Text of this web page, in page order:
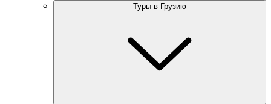
Туры в Грузию